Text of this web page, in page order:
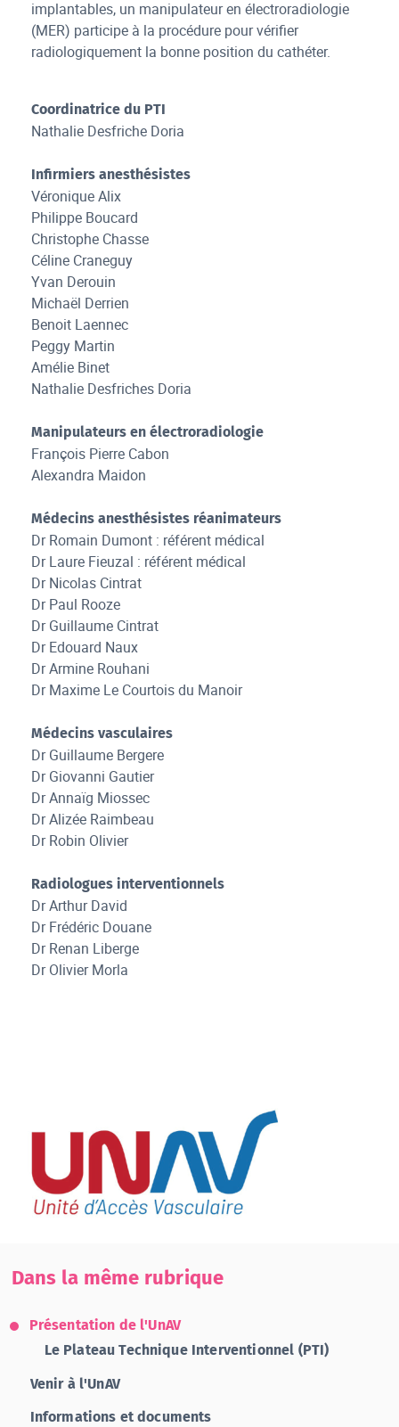
implantables, un manipulateur en électroradiologie
(MER) participe à la procédure pour vérifier
radiologiquement la bonne position du cathéter.
Coordinatrice du PTI
Nathalie Desfriche Doria
Infirmiers anesthésistes
Véronique Alix
Philippe Boucard
Christophe Chasse
Céline Craneguy
Yvan Derouin
Michaël Derrien
Benoit Laennec
Peggy Martin
Amélie Binet
Nathalie Desfriches Doria
Manipulateurs en électroradiologie
François Pierre Cabon
Alexandra Maidon
Médecins anesthésistes réanimateurs
Dr Romain Dumont : référent médical
Dr Laure Fieuzal : référent médical
Dr Nicolas Cintrat
Dr Paul Rooze
Dr Guillaume Cintrat
Dr Edouard Naux
Dr Armine Rouhani
Dr Maxime Le Courtois du Manoir
Médecins vasculaires
Dr Guillaume Bergere
Dr Giovanni Gautier
Dr Annaïg Miossec
Dr Alizée Raimbeau
Dr Robin Olivier
Radiologues interventionnels
Dr Arthur David
Dr Frédéric Douane
Dr Renan Liberge
Dr Olivier Morla
Dans la même rubrique
Présentation de l'UnAV
Le Plateau Technique Interventionnel (PTI)
Venir à l'UnAV
Informations et documents